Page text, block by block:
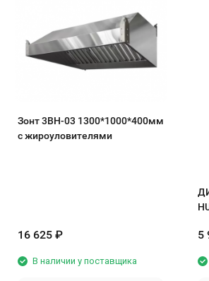
Зонт 3ВН-03 1300*1000*400мм
с жироуловителями
16 625 ₽
В наличии у поставщика
5